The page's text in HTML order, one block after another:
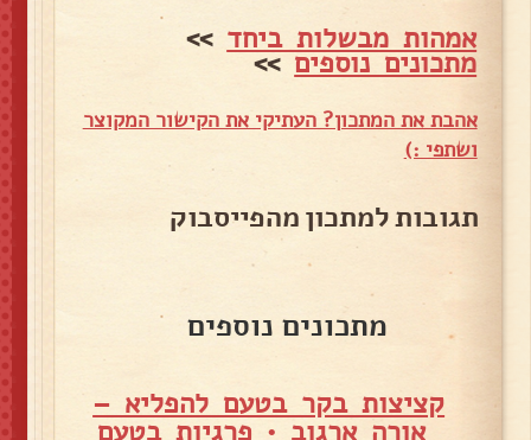
אמהות מבשלות ביחד >>
מתכונים נוספים>>
אהבת את המתכון? העתיקי את הקישור המקוצר
ושתפי :)
תגובות למתכון מהפייסבוק
מתכונים נוספים
קציצות בקר בטעם להפליא –
אורה ארגוב • פרגיות בטעם